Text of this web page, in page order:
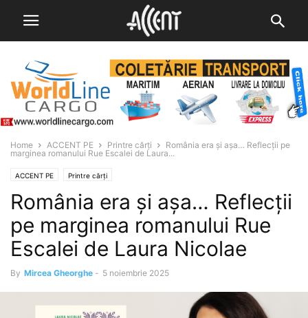
Home ACCENT PE Printre cărți
România era și așa… Reflecții pe
marginea romanului Rue Escalei de Laura...
ACCENT PE Printre cărți
România era și așa… Reflecții
pe marginea romanului Rue
Escalei de Laura Nicolae
By Mircea Gheorghe - 5 noiembrie 2025